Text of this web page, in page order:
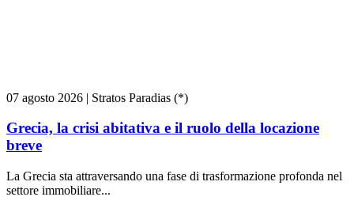
07 agosto 2026 | Stratos Paradias (*)
Grecia, la crisi abitativa e il ruolo della locazione
breve
La Grecia sta attraversando una fase di trasformazione profonda nel
settore immobiliare...